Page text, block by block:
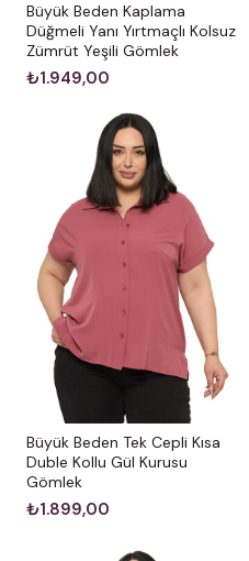
Büyük Beden Kaplama
Düğmeli Yanı Yırtmaçlı Kolsuz
Zümrüt Yeşili Gömlek
₺1.949,00
Büyük Beden Tek Cepli Kısa
Duble Kollu Gül Kurusu
Gömlek
₺1.899,00